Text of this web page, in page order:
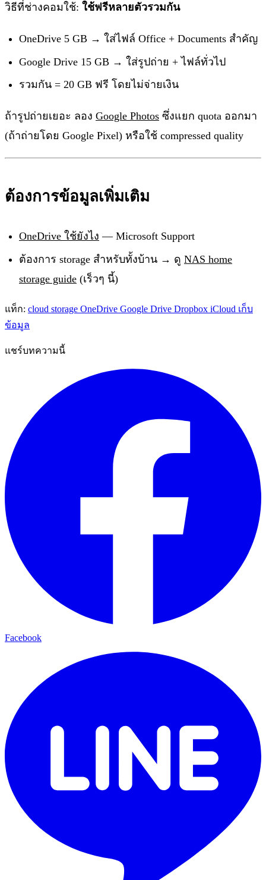
วิธีที่ช่างคอมใช้: ใช้ฟรีหลายตัวรวมกัน
OneDrive 5 GB → ใส่ไฟล์ Office + Documents สำคัญ
Google Drive 15 GB → ใส่รูปถ่าย + ไฟล์ทั่วไป
รวมกัน = 20 GB ฟรี โดยไม่จ่ายเงิน
ถ้ารูปถ่ายเยอะ ลอง Google Photos ซึ่งแยก quota ออกมา
(ถ้าถ่ายโดย Google Pixel) หรือใช้ compressed quality
ต้องการข้อมูลเพิ่มเติม
OneDrive ใช้ยังไง — Microsoft Support
ต้องการ storage สำหรับทั้งบ้าน → ดู NAS home
storage guide (เร็วๆ นี้)
แท็ก: cloud storage OneDrive Google Drive Dropbox iCloud เก็บ
ข้อมูล
แชร์บทความนี้
Facebook